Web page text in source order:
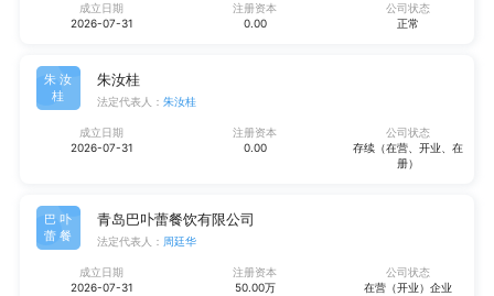
成立日期
2026-07-31
注册资本
0.00
公司状态
正常
朱汝
桂
朱汝桂
法定代表人： 朱汝桂
成立日期
2026-07-31
注册资本
0.00
公司状态
存续（在营、开业、在
册）
巴卟
蕾餐
青岛巴卟蕾餐饮有限公司
法定代表人： 周廷华
成立日期
2026-07-31
注册资本
50.00万
公司状态
在营（开业）企业